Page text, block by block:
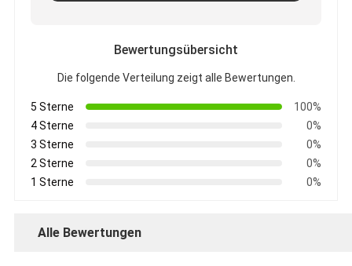
Bewertungsübersicht
Die folgende Verteilung zeigt alle Bewertungen.
5 Sterne
100%
4 Sterne
0%
3 Sterne
0%
2 Sterne
0%
1 Sterne
0%
Alle Bewertungen